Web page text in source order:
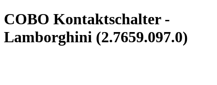
COBO Kontaktschalter -
Lamborghini (2.7659.097.0)